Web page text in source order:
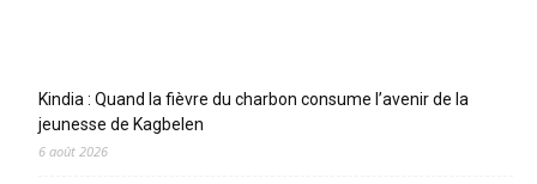
Kindia : Quand la fièvre du charbon consume l’avenir de la
jeunesse de Kagbelen
6 août 2026